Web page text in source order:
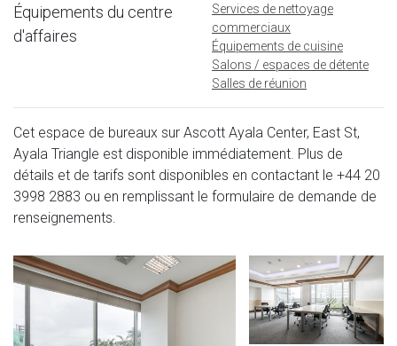
Équipements du centre
d'affaires
Services de nettoyage
commerciaux
Équipements de cuisine
Salons / espaces de détente
Salles de réunion
Cet espace de bureaux sur Ascott Ayala Center, East St,
Ayala Triangle est disponible immédiatement. Plus de
détails et de tarifs sont disponibles en contactant le +44 20
3998 2883 ou en remplissant le formulaire de demande de
renseignements.